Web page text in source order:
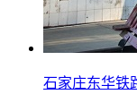
石家庄东华铁